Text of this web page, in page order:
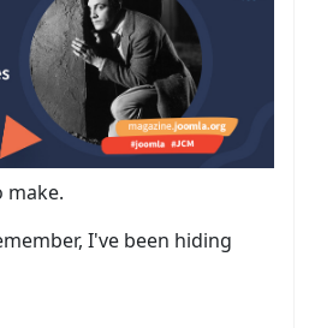
make.
I've been hiding